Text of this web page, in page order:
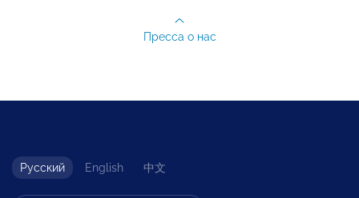
Пресса о нас
Русский English 中文